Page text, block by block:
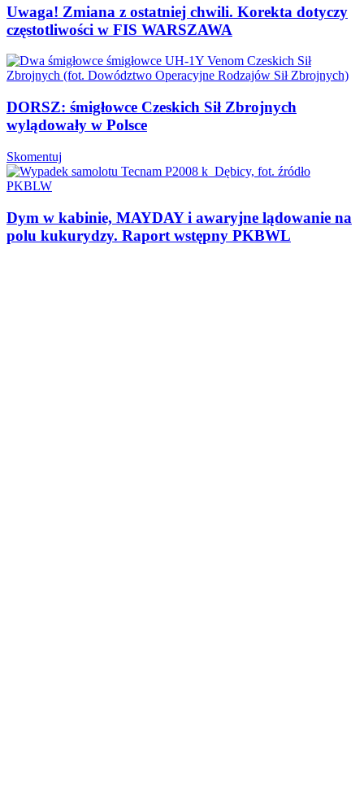
Uwaga! Zmiana z ostatniej chwili. Korekta dotyczy
częstotliwości w FIS WARSZAWA
DORSZ: śmigłowce Czeskich Sił Zbrojnych
wylądowały w Polsce
Skomentuj
Dym w kabinie, MAYDAY i awaryjne lądowanie na
polu kukurydzy. Raport wstępny PKBWL